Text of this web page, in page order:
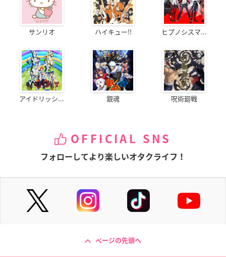
サンリオ ハイキュー!! ヒプノシスマ...
アイドリッシ... 銀魂 呪術廻戦
OFFICIAL SNS
フォローしてより楽しいオタクライフ！
ページの先頭へ